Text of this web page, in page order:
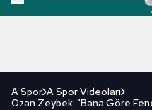
A Spor A Spor Videoları